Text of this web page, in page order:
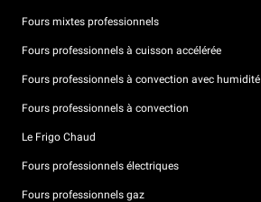
Fours mixtes professionnels
Fours professionnels à cuisson accélérée
Fours professionnels à convection avec humidité
Fours professionnels à convection
Le Frigo Chaud
Fours professionnels électriques
Fours professionnels gaz